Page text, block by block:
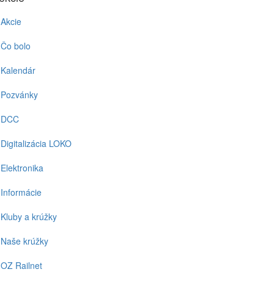
Akcie
Čo bolo
Kalendár
Pozvánky
DCC
Digitalizácia LOKO
Elektronika
Informácie
Kluby a krúžky
Naše krúžky
OZ Railnet